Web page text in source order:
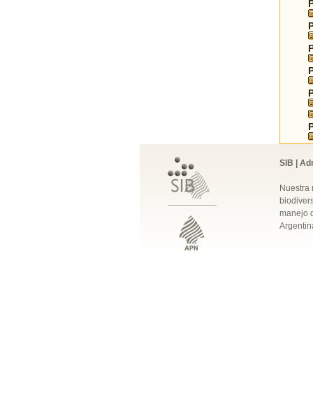
SIB |
Nuestra
manejo